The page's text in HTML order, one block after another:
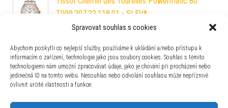
Spravovat souhlas s cookies
Abychom poskytli co nejlepší služby, používáme k ukládání a/nebo přístupu k
informacím o zařízení, technologie jako jsou soubory cookies. Souhlas s těmito
technologiemi nám umožní zpracovávat údaje, jako je chování při procházení nebo
jedinečná ID na tomto webu. Nesouhlas nebo odvolání souhlasu může nepříznivě
ovlivnit určité vlastnosti a funkce.
T099.207.22.118.01 - SLEVA
24 610Kč
3 990Kč
Festina Boyfriend 20622/C